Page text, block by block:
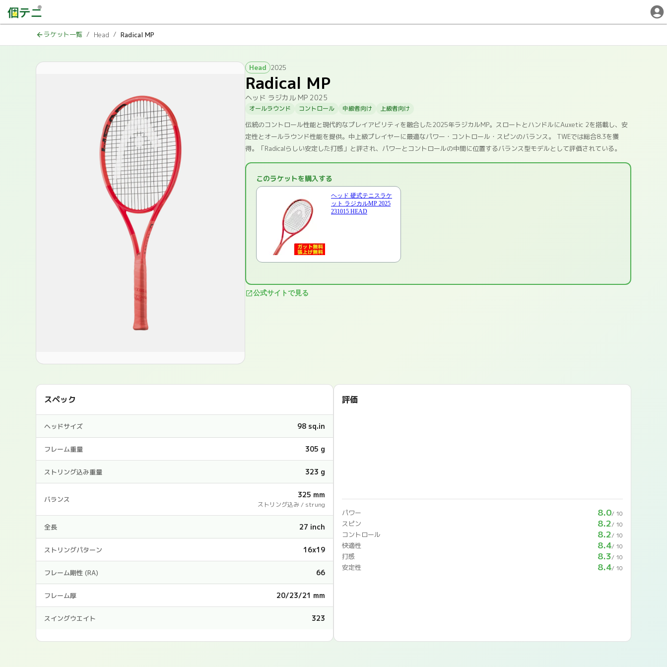
ラケット一覧 / Head / Radical MP
Head 2025
Radical MP
ヘッド ラジカル MP 2025
オールラウンド コントロール 中級者向け 上級者向け
伝統のコントロール性能と現代的なプレイアビリティを融合した2025年ラジカルMP。スロートとハンドルにAuxetic 2を搭載し、安
定性とオールラウンド性能を提供。中上級プレイヤーに最適なパワー・コントロール・スピンのバランス。 TWEでは総合8.3を獲
得。「Radicalらしい安定した打感」と評され、パワーとコントロールの中間に位置するバランス型モデルとして評価されている。
このラケットを購入する
ヘッド 硬式テニスラケ
ット ラジカルMP 2025
231015 HEAD
公式サイトで見る
スペック
ヘッドサイズ 98 sq.in
フレーム重量 305 g
ストリング込み重量 323 g
バランス 325 mm
ストリング込み / strung
全長 27 inch
ストリングパターン 16x19
フレーム剛性 (RA) 66
フレーム厚 20/23/21 mm
スイングウエイト 323
評価
パワー 8.0/ 10
スピン 8.2/ 10
コントロール 8.2/ 10
快適性 8.4/ 10
打感 8.3/ 10
安定性 8.4/ 10